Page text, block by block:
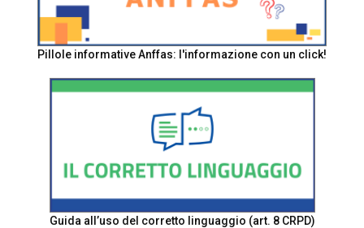
Pillole informative Anffas: l'informazione con un click!
Guida all’uso del corretto linguaggio (art. 8 CRPD)